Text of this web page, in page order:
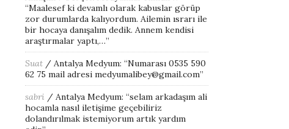
“Maalesef ki devamlı olarak kabuslar görüp
zor durumlarda kalıyordum. Ailemin ısrarı ile
bir hocaya danışalım dedik. Annem kendisi
araştırmalar yaptı,…”
Suat / Antalya Medyum: “Numarası 0535 590
62 75 mail adresi medyumalibey@gmail.com”
sabri / Antalya Medyum: “selam arkadaşım ali
hocamla nasıl iletişime geçebiliriz
dolandırılmak istemiyorum artık yardım